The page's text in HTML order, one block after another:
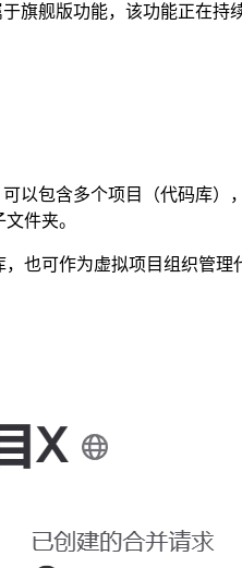
旗舰版功能，该功能正在持
以包含多个项目（代码库）
件夹。
也可作为虚拟项目组织管理